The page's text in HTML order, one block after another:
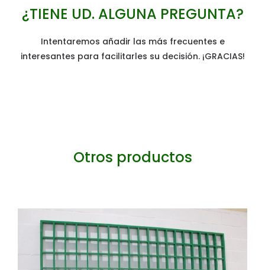
¿TIENE UD. ALGUNA PREGUNTA?
Intentaremos añadir las más frecuentes e
interesantes para facilitarles su decisión. ¡GRACIAS!
Otros productos